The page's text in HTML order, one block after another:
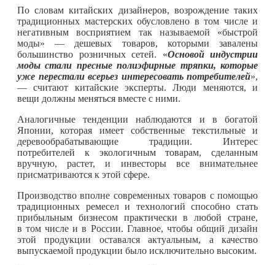
По словам китайских дизайнеров, возрождение таких
традиционных мастерских обусловлено в том числе и
негативным восприятием так называемой «быстрой
моды» — дешевых товаров, которыми завалены
большинство розничных сетей. «Основой индустрии
моды стали пресные полиэфирные тряпки, которые
уже перестали всерьез интересовать потребителей»,
— считают китайские эксперты. Люди меняются, и
вещи должны меняться вместе с ними.
Аналогичные тенденции наблюдаются и в богатой
Японии, которая имеет собственные текстильные и
деревообрабатывающие традиции. Интерес
потребителей к экологичным товарам, сделанным
вручную, растет, и инвесторы все внимательнее
присматриваются к этой сфере.
Производство вполне современных товаров с помощью
традиционных ремесел и технологий способно стать
прибыльным бизнесом практически в любой стране,
в том числе и в России. Главное, чтобы общий дизайн
этой продукции оставался актуальным, а качество
выпускаемой продукции было исключительно высоким.